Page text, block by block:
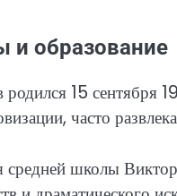
и образование
родился 15 сентября
часто
средней школы